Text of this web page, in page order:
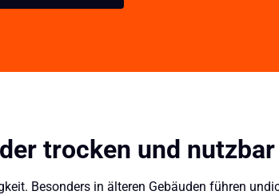
trocken und nutzbar
Besonders in älteren Gebäuden führen